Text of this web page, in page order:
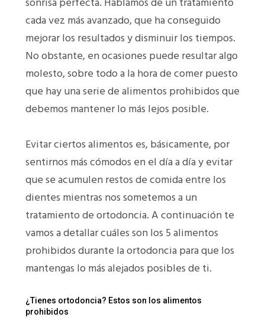
cada vez más avanzado, que ha conseguido
mejorar los resultados y disminuir los tiempos.
No obstante, en ocasiones puede resultar algo
molesto, sobre todo a la hora de comer puesto
que hay una serie de alimentos prohibidos que
debemos mantener lo más lejos posible.
Evitar ciertos alimentos es, básicamente, por
sentirnos más cómodos en el día a día y evitar
que se acumulen restos de comida entre los
dientes mientras nos sometemos a un
tratamiento de ortodoncia. A continuación te
vamos a detallar cuáles son los 5 alimentos
prohibidos durante la ortodoncia para que los
mantengas lo más alejados posibles de ti.
¿Tienes ortodoncia? Estos son los alimentos
prohibidos